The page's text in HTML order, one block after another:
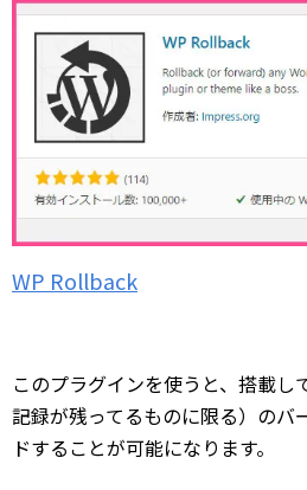
WP Rollback
このプラグインを使うと、搭載し
記録が残ってるものに限る）のバ
ドすることが可能になります。